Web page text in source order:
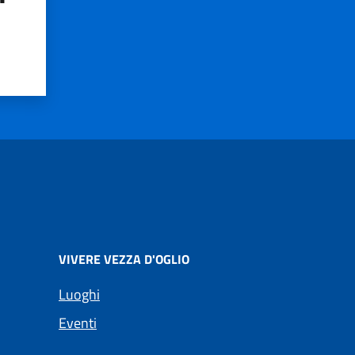
VIVERE VEZZA D'OGLIO
Luoghi
Eventi